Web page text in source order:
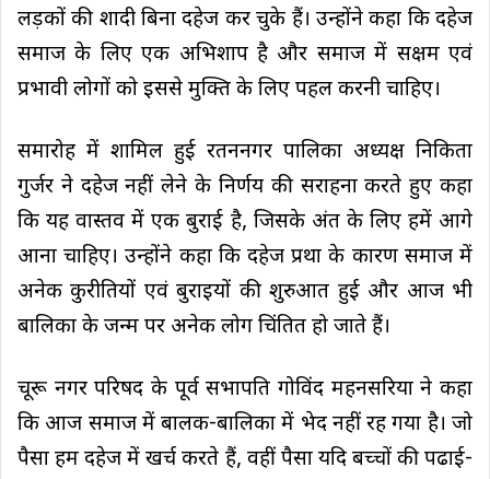
लड़कों की शादी बिना दहेज कर चुके हैं। उन्होंने कहा कि दहेज
समाज के लिए एक अभिशाप है और समाज में सक्षम एवं
प्रभावी लोगों को इससे मुक्ति के लिए पहल करनी चाहिए।
समारोह में शामिल हुई रतननगर पालिका अध्यक्ष निकिता
गुर्जर ने दहेज नहीं लेने के निर्णय की सराहना करते हुए कहा
कि यह वास्तव में एक बुराई है, जिसके अंत के लिए हमें आगे
आना चाहिए। उन्होंने कहा कि दहेज प्रथा के कारण समाज में
अनेक कुरीतियों एवं बुराइयों की शुरुआत हुई और आज भी
बालिका के जन्म पर अनेक लोग चिंतित हो जाते हैं।
चूरू नगर परिषद के पूर्व सभापति गोविंद महनसरिया ने कहा
कि आज समाज में बालक-बालिका में भेद नहीं रह गया है। जो
पैसा हम दहेज में खर्च करते हैं, वहीं पैसा यदि बच्चों की पढाई-